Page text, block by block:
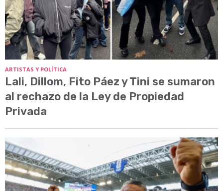
ARTISTAS Y POLÍTICA
Lali, Dillom, Fito Páez y Tini se sumaron
al rechazo de la Ley de Propiedad
Privada